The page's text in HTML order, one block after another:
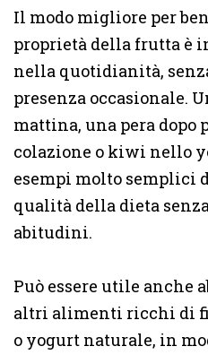
Il modo migliore per
proprietà della frutta è
nella quotidianità,
presenza occasionale.
mattina, una pera dopo
colazione o kiwi nello
esempi molto semplici
qualità della dieta
abitudini.
Può essere utile anche
altri alimenti ricchi di
o yogurt naturale, in